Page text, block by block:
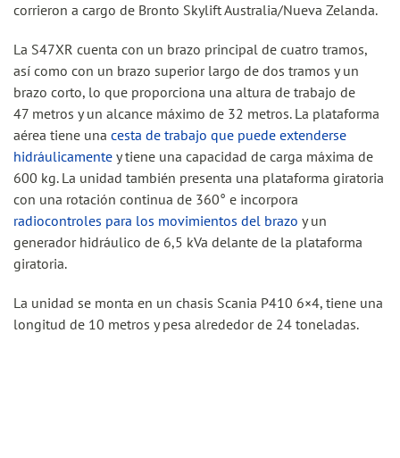
corrieron a cargo de Bronto Skylift Australia/Nueva Zelanda.
La S47XR cuenta con un brazo principal de cuatro tramos,
así como con un brazo superior largo de dos tramos y un
brazo corto, lo que proporciona una altura de trabajo de
47 metros y un alcance máximo de 32 metros. La plataforma
aérea tiene una cesta de trabajo que puede extenderse
hidráulicamente y tiene una capacidad de carga máxima de
600 kg. La unidad también presenta una plataforma giratoria
con una rotación continua de 360° e incorpora
radiocontroles para los movimientos del brazo y un
generador hidráulico de 6,5 kVa delante de la plataforma
giratoria.
La unidad se monta en un chasis Scania P410 6×4, tiene una
longitud de 10 metros y pesa alrededor de 24 toneladas.